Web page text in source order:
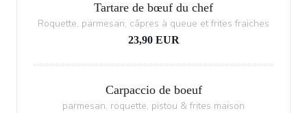
Tartare de bœuf du chef
Roquette, parmesan, câpres à queue et frites fraiches
23,90 EUR
Carpaccio de boeuf
parmesan, roquette, pistou & frites maison